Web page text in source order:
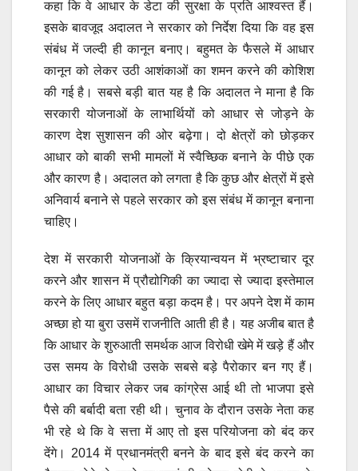
कहा कि वे आधार के डेटा की सुरक्षा के प्रति आश्वस्त हैं।
इसके बावजूद अदालत ने सरकार को निर्देश दिया कि वह इस
संबंध में जल्दी ही कानून बनाए। बहुमत के फैसले में आधार
कानून को लेकर उठी आशंकाओं का शमन करने की कोशिश
की गई है। सबसे बड़ी बात यह है कि अदालत ने माना है कि
सरकारी योजनाओं के लाभार्थियों को आधार से जोड़ने के
कारण देश सुशासन की ओर बढ़ेगा। दो क्षेत्रों को छोड़कर
आधार को बाकी सभी मामलों में स्वैच्छिक बनाने के पीछे एक
और कारण है। अदालत को लगता है कि कुछ और क्षेत्रों में इसे
अनिवार्य बनाने से पहले सरकार को इस संबंध में कानून बनाना
चाहिए।
देश में सरकारी योजनाओं के क्रियान्वयन में भ्रष्टाचार दूर
करने और शासन में प्रौद्योगिकी का ज्यादा से ज्यादा इस्तेमाल
करने के लिए आधार बहुत बड़ा कदम है। पर अपने देश में काम
अच्छा हो या बुरा उसमें राजनीति आती ही है। यह अजीब बात है
कि आधार के शुरुआती समर्थक आज विरोधी खेमे में खड़े हैं और
उस समय के विरोधी उसके सबसे बड़े पैरोकार बन गए हैं।
आधार का विचार लेकर जब कांग्रेस आई थी तो भाजपा इसे
पैसे की बर्बादी बता रही थी। चुनाव के दौरान उसके नेता कह
भी रहे थे कि वे सत्ता में आए तो इस परियोजना को बंद कर
देंगे। 2014 में प्रधानमंत्री बनने के बाद इसे बंद करने का